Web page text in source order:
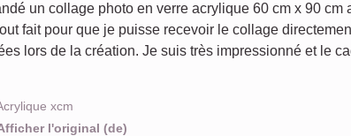
un collage photo en verre acrylique 60 cm x 90
fait pour que je puisse recevoir le collage
lors de la création. Je suis très impressionné et le
xcm
l'original (de)